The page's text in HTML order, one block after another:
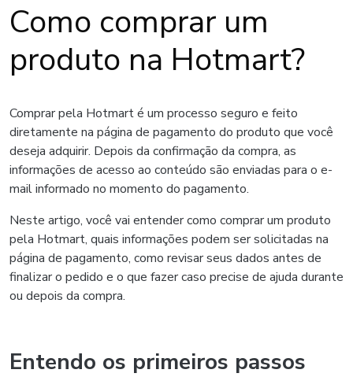
Como comprar um
produto na Hotmart?
Comprar pela Hotmart é um processo seguro e feito
diretamente na página de pagamento do produto que você
deseja adquirir. Depois da confirmação da compra, as
informações de acesso ao conteúdo são enviadas para o e-
mail informado no momento do pagamento.
Neste artigo, você vai entender como comprar um produto
pela Hotmart, quais informações podem ser solicitadas na
página de pagamento, como revisar seus dados antes de
finalizar o pedido e o que fazer caso precise de ajuda durante
ou depois da compra.
Entendo os primeiros passos